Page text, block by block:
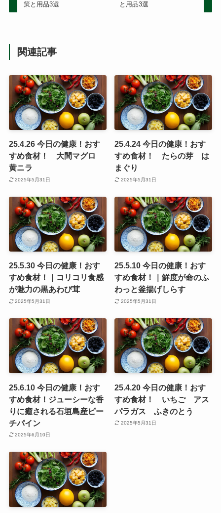
策と用品3選
と用品3選
関連記事
25.4.26 今日の健康！おす
すめ食材！ 大間マグロ
黄ニラ
2025年5月31日
25.4.24 今日の健康！おす
すめ食材！ たらの芽 は
まぐり
2025年5月31日
25.5.30 今日の健康！おす
すめ食材！｜コリコリ食感
が魅力の黒あわび茸
2025年5月31日
25.5.10 今日の健康！おす
すめ食材！｜鮮度が命のふ
わっと釜揚げしらす
2025年5月31日
25.6.10 今日の健康！おす
すめ食材！ジューシーな香
りに癒される石垣島産ピー
チパイン
2025年6月10日
25.4.20 今日の健康！おす
すめ食材！ いちご アス
パラガス ふきのとう
2025年5月31日